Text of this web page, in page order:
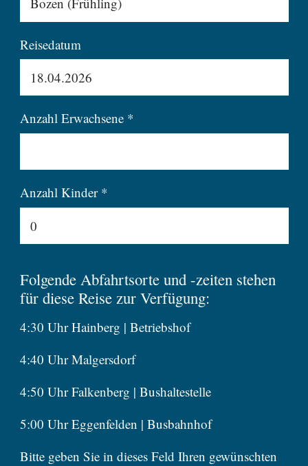
Reisedatum
Anzahl Erwachsene *
Anzahl Kinder *
Folgende Abfahrtsorte und -zeiten stehen
für diese Reise zur Verfügung:
4:30 Uhr Hainberg | Betriebshof
4:40 Uhr Malgersdorf
4:50 Uhr Falkenberg | Bushaltestelle
5:00 Uhr Eggenfelden | Busbahnhof
Bitte geben Sie in dieses Feld Ihren gewünschten